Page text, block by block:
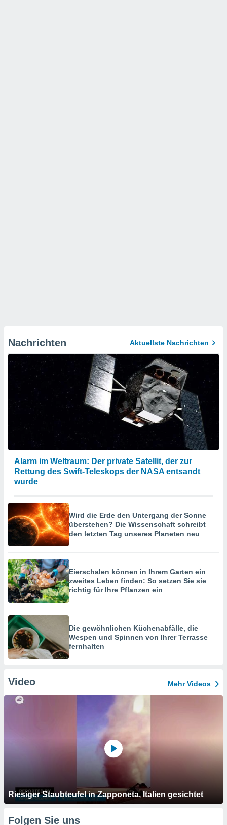
Nachrichten Aktuellste Nachrichten
Alarm im Weltraum: Der private Satellit, der zur
Rettung des Swift-Teleskops der NASA entsandt
wurde
Wird die Erde den Untergang der Sonne
überstehen? Die Wissenschaft schreibt
den letzten Tag unseres Planeten neu
Eierschalen können in Ihrem Garten ein
zweites Leben finden: So setzen Sie sie
richtig für Ihre Pflanzen ein
Die gewöhnlichen Küchenabfälle, die
Wespen und Spinnen von Ihrer Terrasse
fernhalten
Video Mehr Videos
Riesiger Staubteufel in Zapponeta, Italien gesichtet
Folgen Sie uns